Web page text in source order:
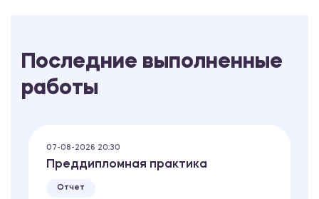
Последние выполненные
работы
07-08-2026 20:30
Преддипломная практика
Отчет